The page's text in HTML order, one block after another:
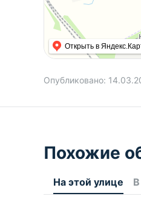
Открыть в
Опубликовано:
Похожие
На этой улице